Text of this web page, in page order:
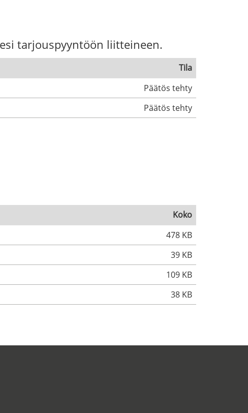
tarjouspyyntöön liitteineen.
Tila
Päätös tehty
Päätös tehty
Koko
478 KB
39 KB
109 KB
38 KB